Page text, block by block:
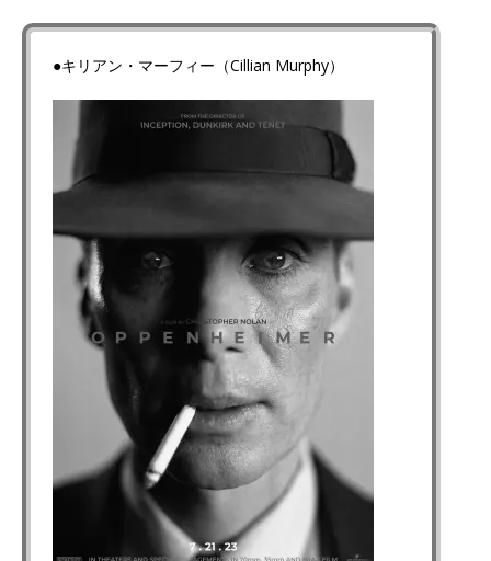
●キリアン・マーフィー（Cillian Murphy）